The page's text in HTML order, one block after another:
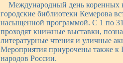
Международный день коренных
городские библиотеки Кемерова
насыщенной программой. С 1 по 31
проходят книжные выставки,
литературные чтения и уличные
Мероприятия приурочены также к
народов России.